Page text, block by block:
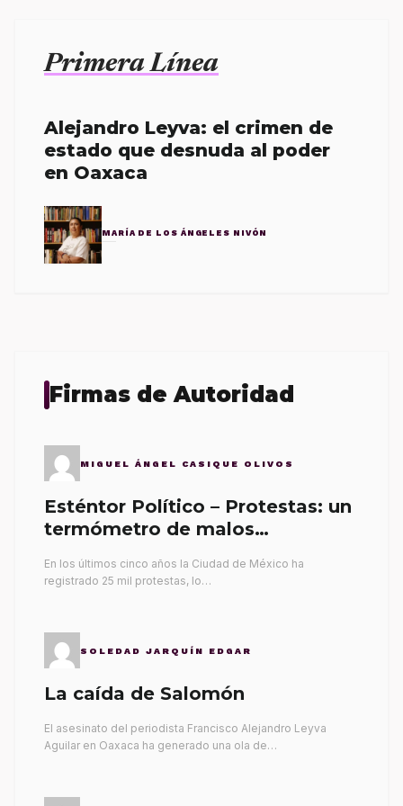
Primera Línea
Alejandro Leyva: el crimen de
estado que desnuda al poder
en Oaxaca
MARÍA DE LOS ÁNGELES NIVÓN
Firmas de Autoridad
MIGUEL ÁNGEL CASIQUE OLIVOS
Esténtor Político – Protestas: un
termómetro de malos
En los últimos cinco años la Ciudad de México ha
registrado 25 mil protestas, lo…
SOLEDAD JARQUÍN EDGAR
La caída de Salomón
El asesinato del periodista Francisco Alejandro Leyva
Aguilar en Oaxaca ha generado una ola de…